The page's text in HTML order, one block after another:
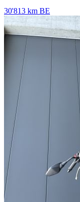
30'813 km BE